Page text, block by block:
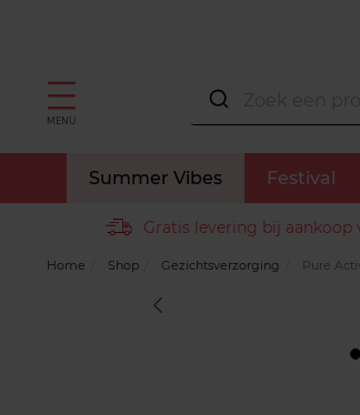
MENU
Summer Vibes Festival
Gratis levering bij aankoop
Home Shop Gezichtsverzorging Pure